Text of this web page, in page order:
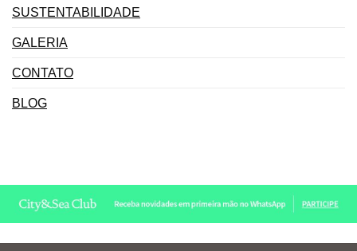
SUSTENTABILIDADE
GALERIA
CONTATO
BLOG